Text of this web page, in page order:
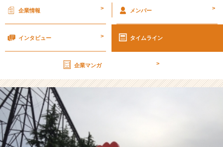
ム
|
ベ
ン
成
長
企業情報 > メンバー >
インタビュー > タイムライン
企業マンガ >